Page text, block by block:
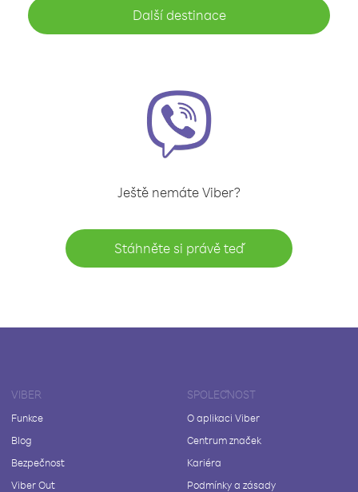
Další destinace
Ještě nemáte Viber?
Stáhněte si právě teď
VIBER
Funkce
Blog
Bezpečnost
Viber Out
SPOLEČNOST
O aplikaci Viber
Centrum značek
Kariéra
Podmínky a zásady